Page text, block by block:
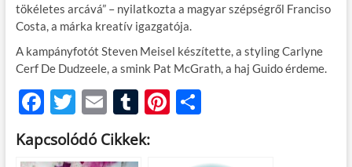
tökéletes arcává” – nyilatkozta a magyar szépségről Franciso
Costa, a márka kreatív igazgatója.
A kampányfotót Steven Meisel készítette, a styling Carlyne
Cerf De Dudzeele, a smink Pat McGrath, a haj Guido érdeme.
F
ac
e
T
w
itt
E
m
ail
T
u
m
Pi O
Kapcsolódó Cikkek: